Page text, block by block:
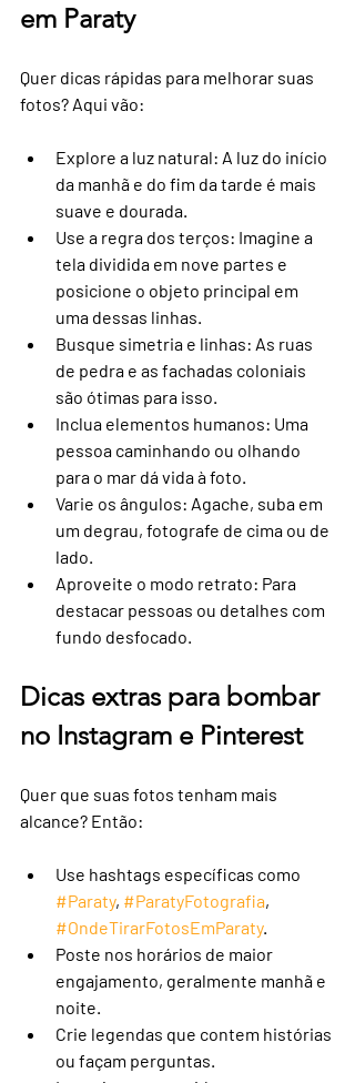
em Paraty
Quer dicas rápidas para melhorar suas
fotos? Aqui vão:
Explore a luz natural: A luz do início
da manhã e do fim da tarde é mais
suave e dourada.
Use a regra dos terços: Imagine a
tela dividida em nove partes e
posicione o objeto principal em
uma dessas linhas.
Busque simetria e linhas: As ruas
de pedra e as fachadas coloniais
são ótimas para isso.
Inclua elementos humanos: Uma
pessoa caminhando ou olhando
para o mar dá vida à foto.
Varie os ângulos: Agache, suba em
um degrau, fotografe de cima ou de
lado.
Aproveite o modo retrato: Para
destacar pessoas ou detalhes com
fundo desfocado.
Dicas extras para bombar
no Instagram e Pinterest
Quer que suas fotos tenham mais
alcance? Então:
Use hashtags específicas como
#Paraty, #ParatyFotografia,
#OndeTirarFotosEmParaty.
Poste nos horários de maior
engajamento, geralmente manhã e
noite.
Crie legendas que contem histórias
ou façam perguntas.